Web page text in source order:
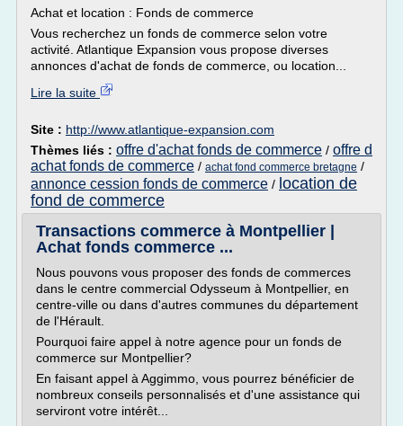
Achat et location : Fonds de commerce
Vous recherchez un fonds de commerce selon votre
activité. Atlantique Expansion vous propose diverses
annonces d'achat de fonds de commerce, ou location...
Lire la suite
Site : http://www.atlantique-expansion.com
Thèmes liés : offre d'achat fonds de commerce / offre d
achat fonds de commerce / achat fond commerce bretagne /
annonce cession fonds de commerce / location de
fond de commerce
Transactions commerce à Montpellier |
Achat fonds commerce ...
Nous pouvons vous proposer des fonds de commerces
dans le centre commercial Odysseum à Montpellier, en
centre-ville ou dans d'autres communes du département
de l'Hérault.
Pourquoi faire appel à notre agence pour un fonds de
commerce sur Montpellier?
En faisant appel à Aggimmo, vous pourrez bénéficier de
nombreux conseils personnalisés et d'une assistance qui
serviront votre intérêt...